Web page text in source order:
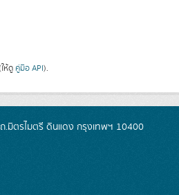
ห้ดู คู่มือ API).
มิตรไมตรี ดินแดง กรุงเทพฯ 10400